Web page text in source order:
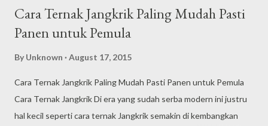
Cara Ternak Jangkrik Paling Mudah Pasti
Panen untuk Pemula
By Unknown August 17, 2015
Cara Ternak Jangkrik Paling Mudah Pasti Panen untuk Pemula
Cara Ternak Jangkrik Di era yang sudah serba modern ini justru
hal kecil seperti cara ternak Jangkrik semakin di kembangkan